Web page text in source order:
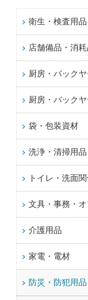
衛生・検査用品
店舗備品・消耗
厨房・バック
厨房・バック
袋・包装資材
洗浄・清掃用品
トイレ・洗面
文具・事務・
介護用品
家電・電材
防災・防犯用品